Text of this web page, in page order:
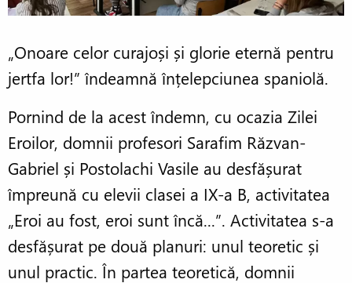
„Onoare celor curajoși și glorie eternă pentru
jertfa lor!” îndeamnă înțelepciunea spaniolă.
Pornind de la acest îndemn, cu ocazia Zilei
Eroilor, domnii profesori Sarafim Răzvan-
Gabriel și Postolachi Vasile au desfășurat
împreună cu elevii clasei a IX-a B, activitatea
„Eroi au fost, eroi sunt încă...”. Activitatea s-a
desfășurat pe două planuri: unul teoretic și
unul practic. În partea teoretică, domnii